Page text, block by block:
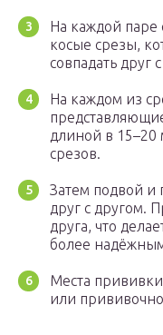
На каждой
косые срезы,
совпадать друг
На каждом из
длиной в
срезов.
Затем подвой и
друг с другом.
друга, что
более
Места
или